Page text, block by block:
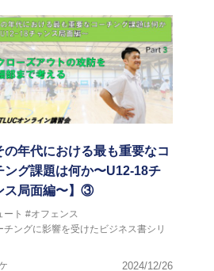
の年代における最も重要なコ
ング課題は何か〜U12-18チ
ス局面編〜】③
ート #オフェンス
チングに影響を受けたビジネス書シリ
2024/12/26